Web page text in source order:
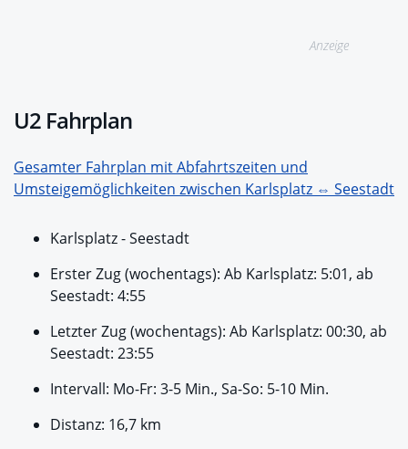
Anzeige
U2 Fahrplan
Gesamter Fahrplan mit Abfahrtszeiten und
Umsteigemöglichkeiten zwischen Karlsplatz ⇔ Seestadt
Karlsplatz - Seestadt
Erster Zug (wochentags): Ab Karlsplatz: 5:01, ab
Seestadt: 4:55
Letzter Zug (wochentags): Ab Karlsplatz: 00:30, ab
Seestadt: 23:55
Intervall: Mo-Fr: 3-5 Min., Sa-So: 5-10 Min.
Distanz: 16,7 km